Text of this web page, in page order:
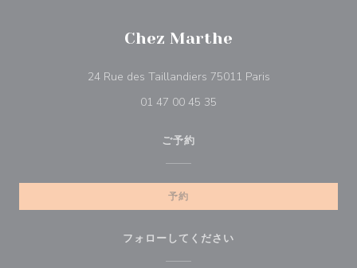
Chez Marthe
24 Rue des Taillandiers 75011 Paris((新しいウィン
01 47 00 45 35
ご予約
予約
フォローしてください